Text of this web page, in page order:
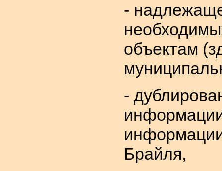
-
объектам
-
Брайля,